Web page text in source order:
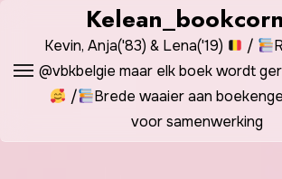
de
Kevin, Anja('83) & Lena('19) /
@vbkbelgie maar elk boek wordt
/
Brede waaier aan
voor samenwerking